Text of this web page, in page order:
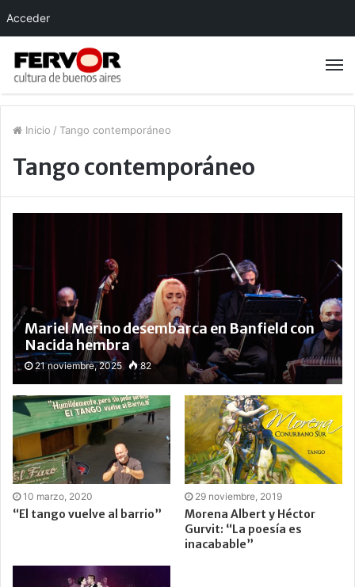
Inicio / Tango contemporáneo
Tango contemporáneo
Mariel Merino desembarca en Banfield con
Nacida hembra
21 noviembre, 2025 82
10 marzo, 2020
“El tango vuelve al barrio”
29 noviembre, 2019
Morena Albert y Héctor
Gurvit: “La poesía es
inacabable”
Acceder